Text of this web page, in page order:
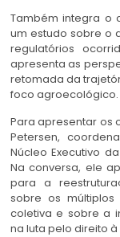
Também integra o
um estudo sobre o
regulatórios
apresenta as
retomada da
foco agroecológico.
Para apresentar os
Petersen,
Núcleo Executivo
Na conversa, ele
para a
sobre os
coletiva e sobre a
na luta pelo direito